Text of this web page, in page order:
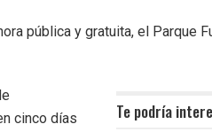
pública y gratuita, el Parque
Te podría
cinco días